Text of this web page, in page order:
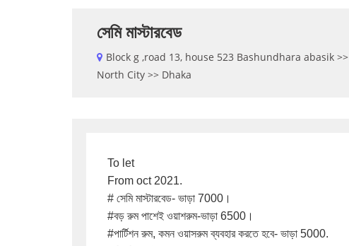
সেমি মাস্টারবেড
Block g ,road 13, house 523 Bashundhara abasik
North City >> Dhaka
To let
From oct 2021.
# সেমি মাস্টারবেড- ভাড়া 7000।
#বড় রুম পাশেই ওয়াশরুম-ভাড়া 6500।
#পার্টিশন রুম,‌ কমন ওয়াসরুম ব্যবহার করতে হবে- ভাড়া 5000.